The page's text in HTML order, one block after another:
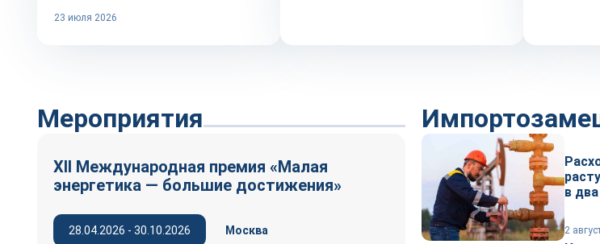
23 июля 2026
Мероприятия
XII Международная премия «Малая
энергетика — большие достижения»
28.04.2026 - 30.10.2026 Москва
в
2